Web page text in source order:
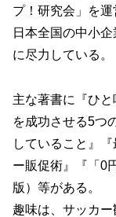
プ！研究会」を運
日本全国の中小
に尽力している。
主な著書に『ひ
を成功させる5つ
していること』
ー販促術』『「0
版）等がある。
趣味は、サッカ